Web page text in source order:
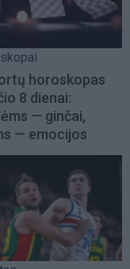
horoskopas
8 dienai:
— ginčai,
— emocijos